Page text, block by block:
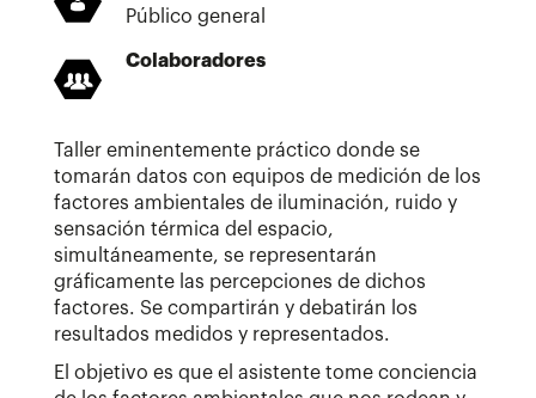
Público general
Colaboradores
Taller eminentemente práctico donde se
tomarán datos con equipos de medición de los
factores ambientales de iluminación, ruido y
sensación térmica del espacio,
simultáneamente, se representarán
gráficamente las percepciones de dichos
factores. Se compartirán y debatirán los
resultados medidos y representados.
El objetivo es que el asistente tome conciencia